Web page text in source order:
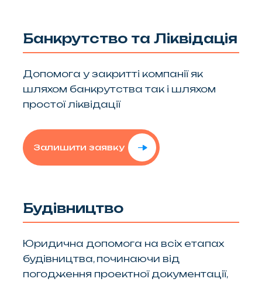
Банкрутство та Ліквідація
Допомога у закритті компанії як
шляхом банкрутства так і шляхом
простої ліквідації
Залишити заявку
Будівництво
Юридична допомога на всіх етапах
будівництва, починаючи від
погодження проектної документації,